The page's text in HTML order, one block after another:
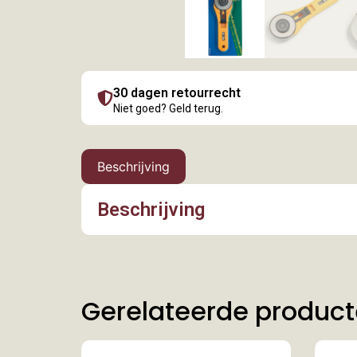
30 dagen retourrecht
Niet goed? Geld terug.
Beschrijving
Beschrijving
Gerelateerde